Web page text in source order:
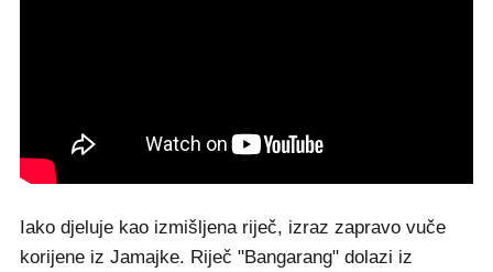
Iako djeluje kao izmišljena riječ, izraz zapravo vuče
korijene iz Jamajke. Riječ "Bangarang" dolazi iz